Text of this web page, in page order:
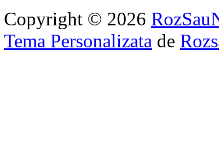
Copyright © 2026
Tema Personalizata de